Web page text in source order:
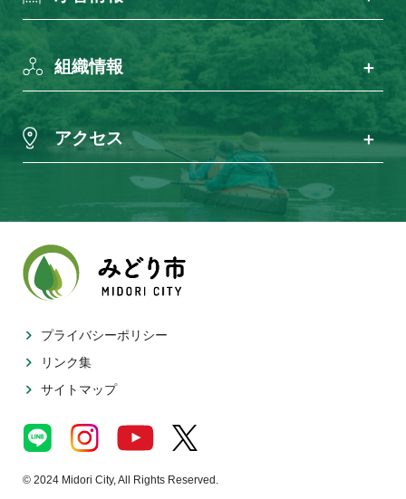
組織情報
アクセス
プライバシーポリシー
リンク集
サイトマップ
© 2024 Midori City, All Rights Reserved.